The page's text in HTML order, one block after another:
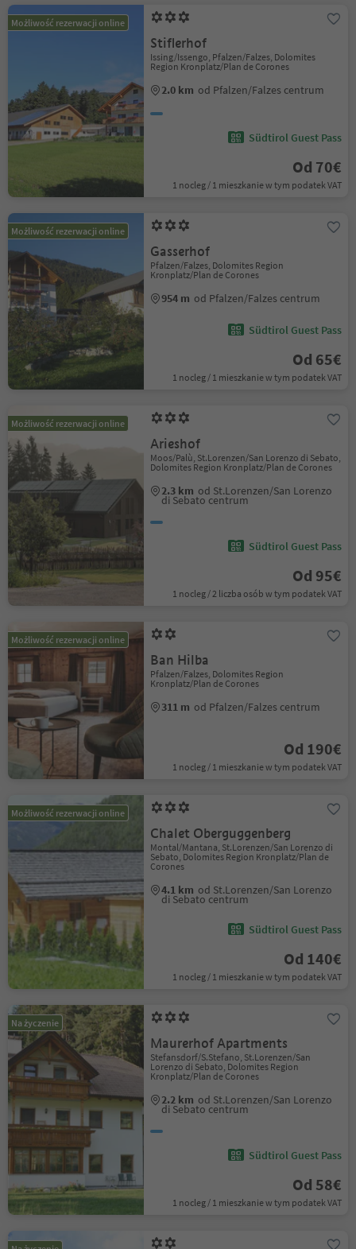
Możliwość rezerwacji online
Stiflerhof
Issing/Issengo, Pfalzen/Falzes, Dolomites
Region Kronplatz/Plan de Corones
2.0 km od Pfalzen/Falzes centrum
Südtirol Guest Pass
Od 70€
1 nocleg / 1 mieszkanie w tym podatek VAT
Możliwość rezerwacji online
Gasserhof
Pfalzen/Falzes, Dolomites Region
Kronplatz/Plan de Corones
954 m od Pfalzen/Falzes centrum
Südtirol Guest Pass
Od 65€
1 nocleg / 1 mieszkanie w tym podatek VAT
Możliwość rezerwacji online
Arieshof
Moos/Palù, St.Lorenzen/San Lorenzo di Sebato,
Dolomites Region Kronplatz/Plan de Corones
2.3 km od St.Lorenzen/San Lorenzo
di Sebato centrum
Südtirol Guest Pass
Od 95€
1 nocleg / 2 liczba osób w tym podatek VAT
Możliwość rezerwacji online
Ban Hilba
Pfalzen/Falzes, Dolomites Region
Kronplatz/Plan de Corones
311 m od Pfalzen/Falzes centrum
Od 190€
1 nocleg / 1 mieszkanie w tym podatek VAT
Możliwość rezerwacji online
Chalet Oberguggenberg
Montal/Mantana, St.Lorenzen/San Lorenzo di
Sebato, Dolomites Region Kronplatz/Plan de
Corones
4.1 km od St.Lorenzen/San Lorenzo
di Sebato centrum
Südtirol Guest Pass
Od 140€
1 nocleg / 1 mieszkanie w tym podatek VAT
Na życzenie
Maurerhof Apartments
Stefansdorf/S.Stefano, St.Lorenzen/San
Lorenzo di Sebato, Dolomites Region
Kronplatz/Plan de Corones
2.2 km od St.Lorenzen/San Lorenzo
di Sebato centrum
Südtirol Guest Pass
Od 58€
1 nocleg / 1 mieszkanie w tym podatek VAT